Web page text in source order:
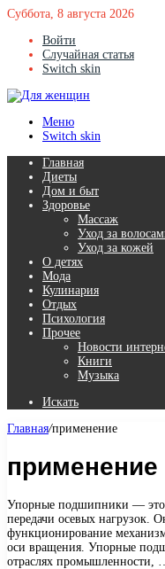
Суббота, 8 августа 2026
Войти
Случайная статья
Switch skin
Меню
Switch skin
Главная
Диеты
Дом и быт
Здоровье
Массаж
Уход за
Уход за кожей
О детях
Мода
Кулинария
Отдых
Психология
Прочее
Новости
Книги
Музыка
Искать
Главная/применение
применение
Упорные подшипники — это
передачи осевых нагрузок.
функционирование
оси вращения. Упорные
отраслях промышленности, …